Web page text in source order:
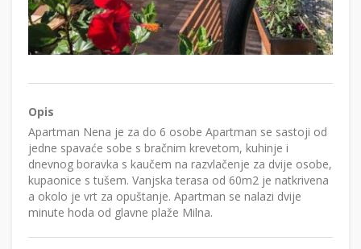
Opis
Apartman Nena je za do 6 osobe Apartman se sastoji od
jedne spavaće sobe s bračnim krevetom, kuhinje i
dnevnog boravka s kaučem na razvlačenje za dvije osobe,
kupaonice s tušem. Vanjska terasa od 60m2 je natkrivena
a okolo je vrt za opuštanje. Apartman se nalazi dvije
minute hoda od glavne plaže Milna.